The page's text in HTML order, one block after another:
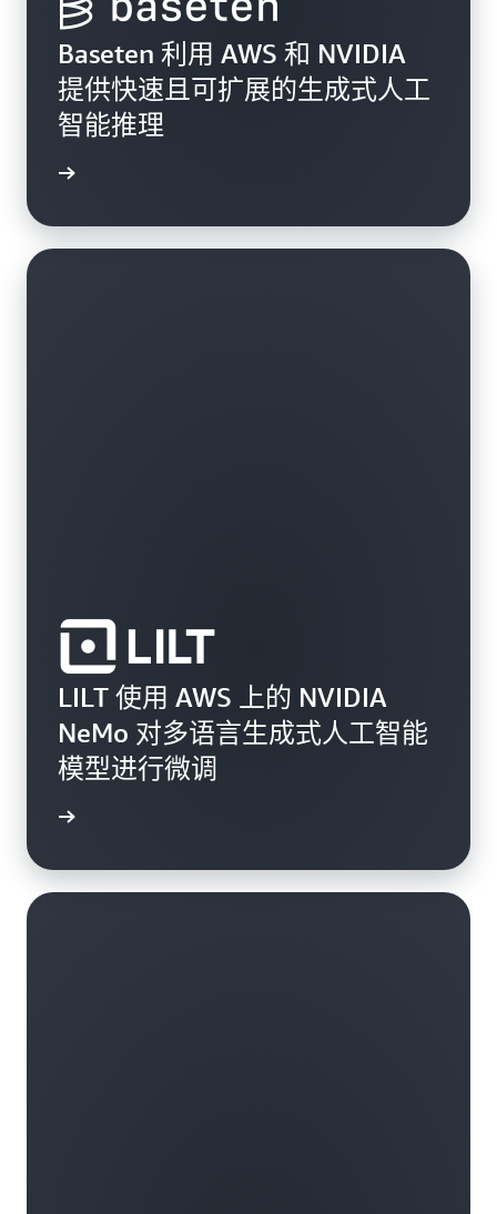
Baseten 利用 AWS 和 NVIDIA
提供快速且可扩展的生成式人工
智能推理
LILT 使用 AWS 上的 NVIDIA
NeMo 对多语言生成式人工智能
模型进行微调